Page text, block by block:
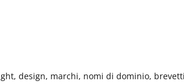
design, marchi, nomi di dominio,